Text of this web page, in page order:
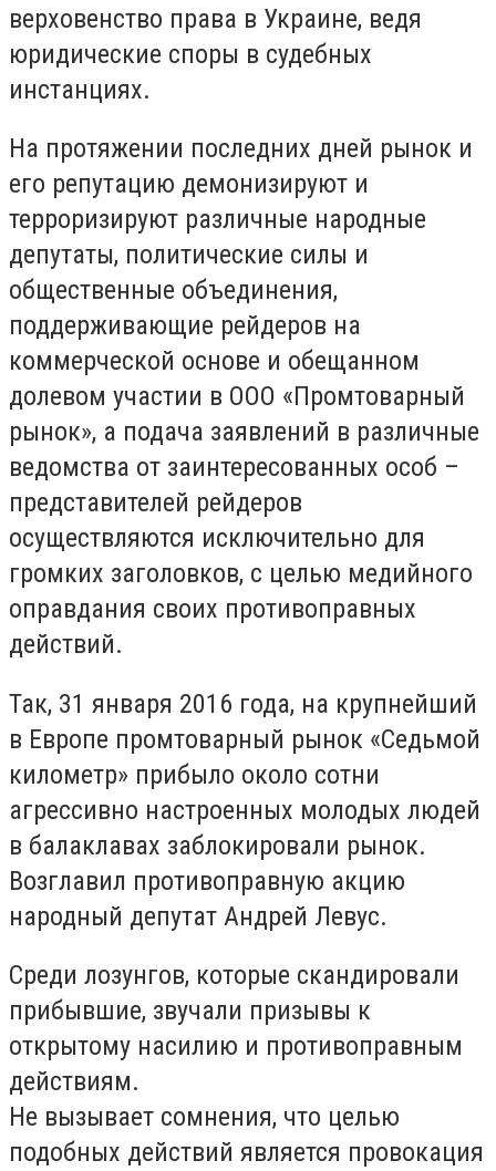
верховенство права в Украине, ведя
юридические споры в судебных
инстанциях.
На протяжении последних дней рынок и
его репутацию демонизируют и
терроризируют различные народные
депутаты, политические силы и
общественные объединения,
поддерживающие рейдеров на
коммерческой основе и обещанном
долевом участии в ООО «Промтоварный
рынок», а подача заявлений в различные
ведомства от заинтересованных особ –
представителей рейдеров
осуществляются исключительно для
громких заголовков, с целью медийного
оправдания своих противоправных
действий.
Так, 31 января 2016 года, на крупнейший
в Европе промтоварный рынок «Седьмой
километр» прибыло около сотни
агрессивно настроенных молодых людей
в балаклавах заблокировали рынок.
Возглавил противоправную акцию
народный депутат Андрей Левус.
Среди лозунгов, которые скандировали
прибывшие, звучали призывы к
открытому насилию и противоправным
действиям.
Не вызывает сомнения, что целью
подобных действий является провокация